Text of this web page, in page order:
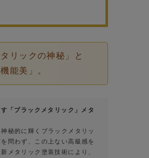
リックの神秘」と
能美」。
「ブラックメタリック」メタ
秘的に輝くブラックメタリッ
問わず、この上ない高級感を
メタリック塗装技術により、